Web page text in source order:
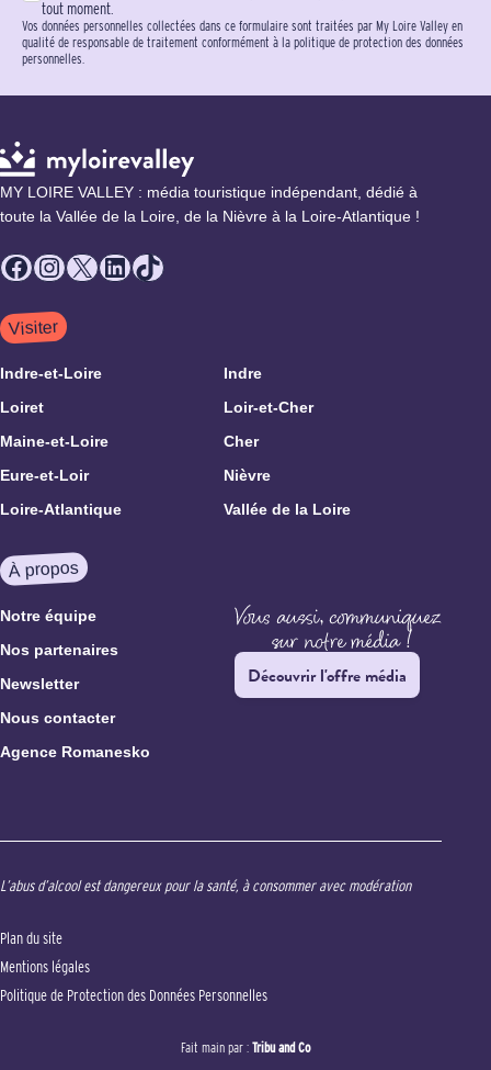
tout moment.
Vos données personnelles collectées dans ce formulaire sont traitées par My Loire Valley en
qualité de responsable de traitement conformément à la politique de protection des données
personnelles.
MY LOIRE VALLEY : média touristique indépendant, dédié à
toute la Vallée de la Loire, de la Nièvre à la Loire-Atlantique !
Facebook
Instagram
X LinkedIn
TikTok
Visiter
Indre-et-Loire
Indre
Loiret
Loir-et-Cher
Maine-et-Loire
Cher
Eure-et-Loir
Nièvre
Loire-Atlantique
Vallée de la Loire
À propos
Notre équipe
Nos partenaires
Newsletter
Nous contacter
Agence Romanesko
Découvrir l'offre média
L’abus d’alcool est dangereux pour la santé, à consommer avec modération
Plan du site
Mentions légales
Politique de Protection des Données Personnelles
Fait main par : Tribu and Co